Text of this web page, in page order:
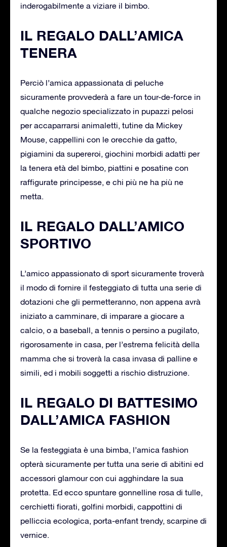
inderogabilmente a viziare il bimbo.
IL REGALO DALL’AMICA
TENERA
Perciò l’amica appassionata di peluche
sicuramente provvederà a fare un tour-de-force in
qualche negozio specializzato in pupazzi pelosi
per accaparrarsi animaletti, tutine da Mickey
Mouse, cappellini con le orecchie da gatto,
pigiamini da supereroi, giochini morbidi adatti per
la tenera età del bimbo, piattini e posatine con
raffigurate principesse, e chi più ne ha più ne
metta.
IL REGALO DALL’AMICO
SPORTIVO
L’amico appassionato di sport sicuramente troverà
il modo di fornire il festeggiato di tutta una serie di
dotazioni che gli permetteranno, non appena avrà
iniziato a camminare, di imparare a giocare a
calcio, o a baseball, a tennis o persino a pugilato,
rigorosamente in casa, per l’estrema felicità della
mamma che si troverà la casa invasa di palline e
simili, ed i mobili soggetti a rischio distruzione.
IL REGALO DI BATTESIMO
DALL’AMICA FASHION
Se la festeggiata è una bimba, l’amica fashion
opterà sicuramente per tutta una serie di abitini ed
accessori glamour con cui agghindare la sua
protetta. Ed ecco spuntare gonnelline rosa di tulle,
cerchietti fiorati, golfini morbidi, cappottini di
pelliccia ecologica, porta-enfant trendy, scarpine di
vernice.